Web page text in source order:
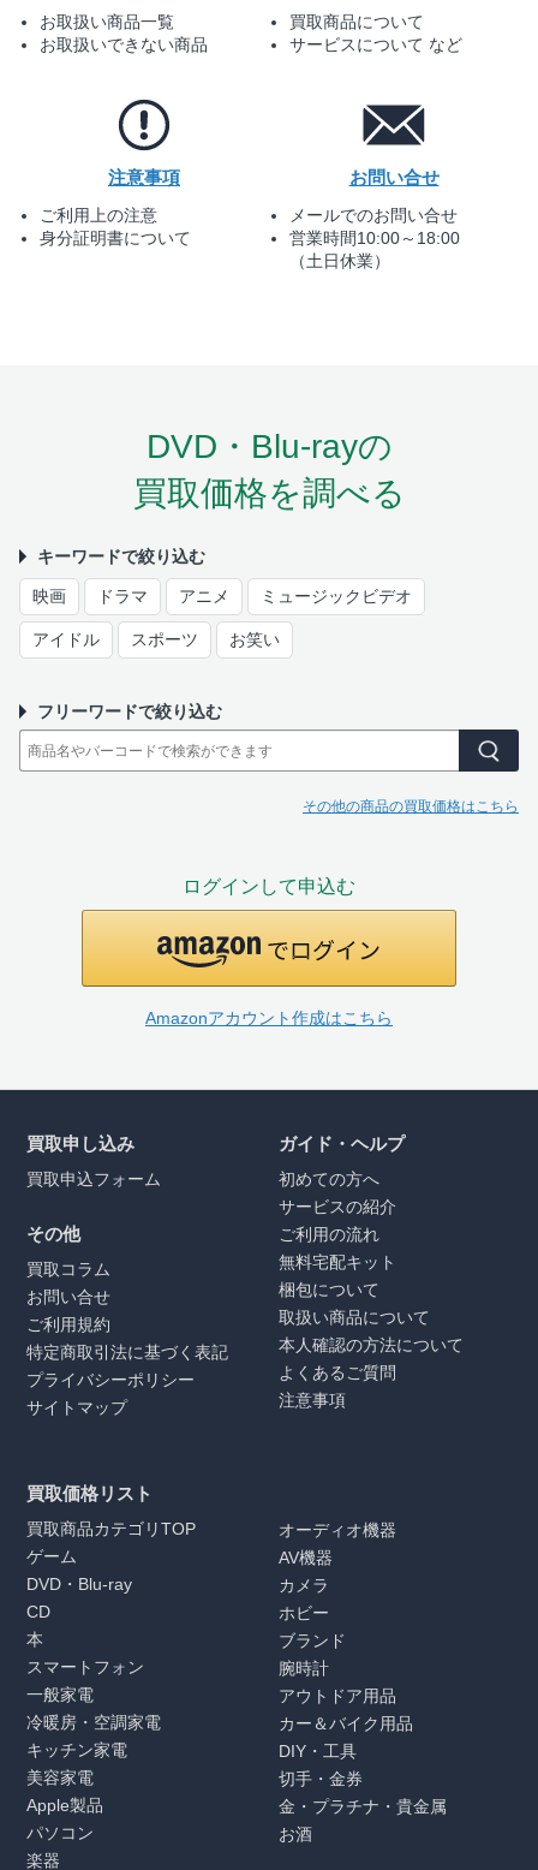
お取扱い商品一覧
お取扱いできない商品
買取商品について
サービスについて など
注意事項
ご利用上の注意
身分証明書について
お問い合せ
メールでのお問い合せ
営業時間10:00～18:00
（土日休業）
DVD・Blu-rayの
買取価格を調べる
キーワードで絞り込む
映画 ドラマ アニメ ミュージックビデオ
アイドル スポーツ お笑い
フリーワードで絞り込む
その他の商品の買取価格はこちら
ログインして申込む
Amazonアカウント作成はこちら
買取申し込み
買取申込フォーム
その他
買取コラム
お問い合せ
ご利用規約
特定商取引法に基づく表記
プライバシーポリシー
サイトマップ
ガイド・ヘルプ
初めての方へ
サービスの紹介
ご利用の流れ
無料宅配キット
梱包について
取扱い商品について
本人確認の方法について
よくあるご質問
注意事項
買取価格リスト
買取商品カテゴリTOP
ゲーム
DVD・Blu-ray
CD
本
スマートフォン
一般家電
冷暖房・空調家電
キッチン家電
美容家電
Apple製品
パソコン
楽器
オーディオ機器
AV機器
カメラ
ホビー
ブランド
腕時計
アウトドア用品
カー＆バイク用品
DIY・工具
切手・金券
金・プラチナ・貴金属
お酒